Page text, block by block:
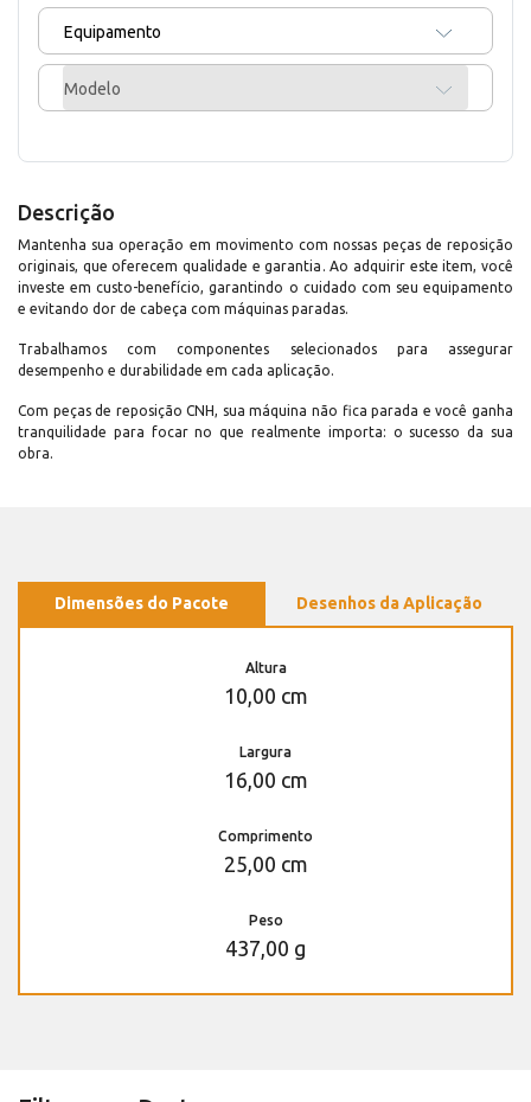
Equipamento
Modelo
Descrição
Mantenha sua operação em movimento com nossas peças de reposição
originais, que oferecem qualidade e garantia. Ao adquirir este item, você
investe em custo-benefício, garantindo o cuidado com seu equipamento
e evitando dor de cabeça com máquinas paradas.
Trabalhamos com componentes selecionados para assegurar
desempenho e durabilidade em cada aplicação.
Com peças de reposição CNH, sua máquina não fica parada e você ganha
tranquilidade para focar no que realmente importa: o sucesso da sua
obra.
Dimensões do Pacote Desenhos da Aplicação
Altura
10,00 cm
Largura
16,00 cm
Comprimento
25,00 cm
Peso
437,00 g